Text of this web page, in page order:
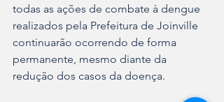
todas as ações de combate à dengue
realizados pela Prefeitura de Joinville
continuarão ocorrendo de forma
permanente, mesmo diante da
redução dos casos da doença.